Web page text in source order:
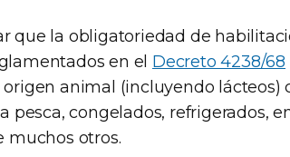
que la obligatoriedad de
en el Decreto 4238/68
animal (incluyendo
pesca, congelados, refrigerados,
muchos otros.